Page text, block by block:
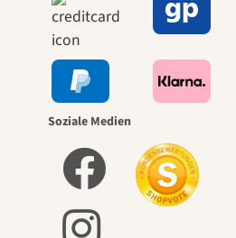
Soziale Medien